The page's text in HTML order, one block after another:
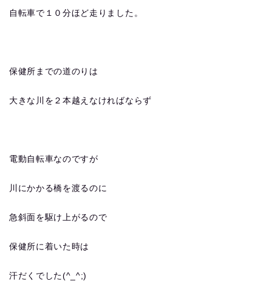
自転車で１０分ほど走りました。
保健所までの道のりは
大きな川を２本越えなければならず
電動自転車なのですが
川にかかる橋を渡るのに
急斜面を駆け上がるので
保健所に着いた時は
汗だくでした(^_^;)